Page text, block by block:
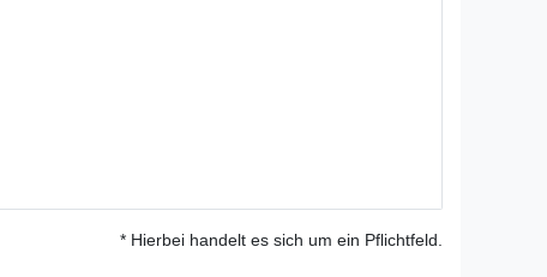
* Hierbei handelt es sich um ein Pflichtfeld.